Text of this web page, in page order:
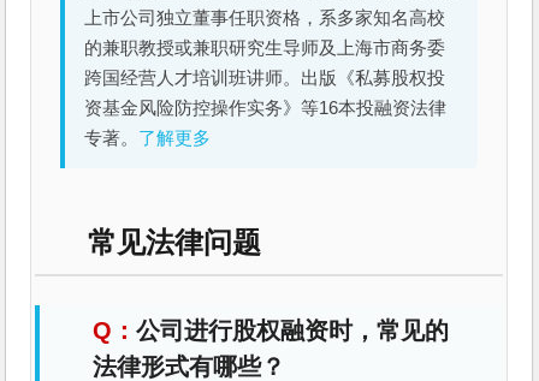
上市公司独立董事任职资格，系多家知名高校
的兼职教授或兼职研究生导师及上海市商务委
跨国经营人才培训班讲师。出版《私募股权投
资基金风险防控操作实务》等16本投融资法律
专著。 了解更多
常见法律问题
公司进行股权融资时，常见的
法律形式有哪些？